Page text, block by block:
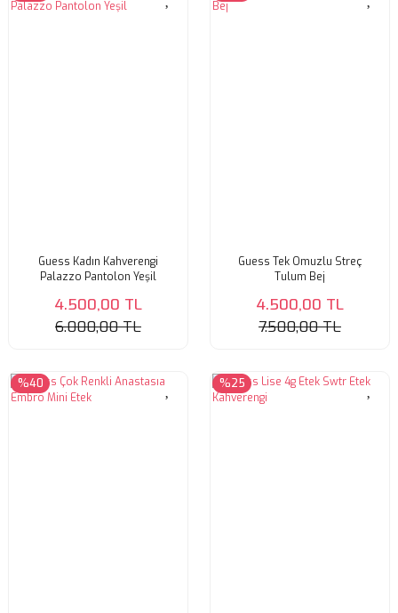
Guess Kadın Kahverengi
Palazzo Pantolon Yeşil
4.500,00 TL
6.000,00 TL
Guess Tek Omuzlu Streç
Tulum Bej
4.500,00 TL
7.500,00 TL
%40 %25